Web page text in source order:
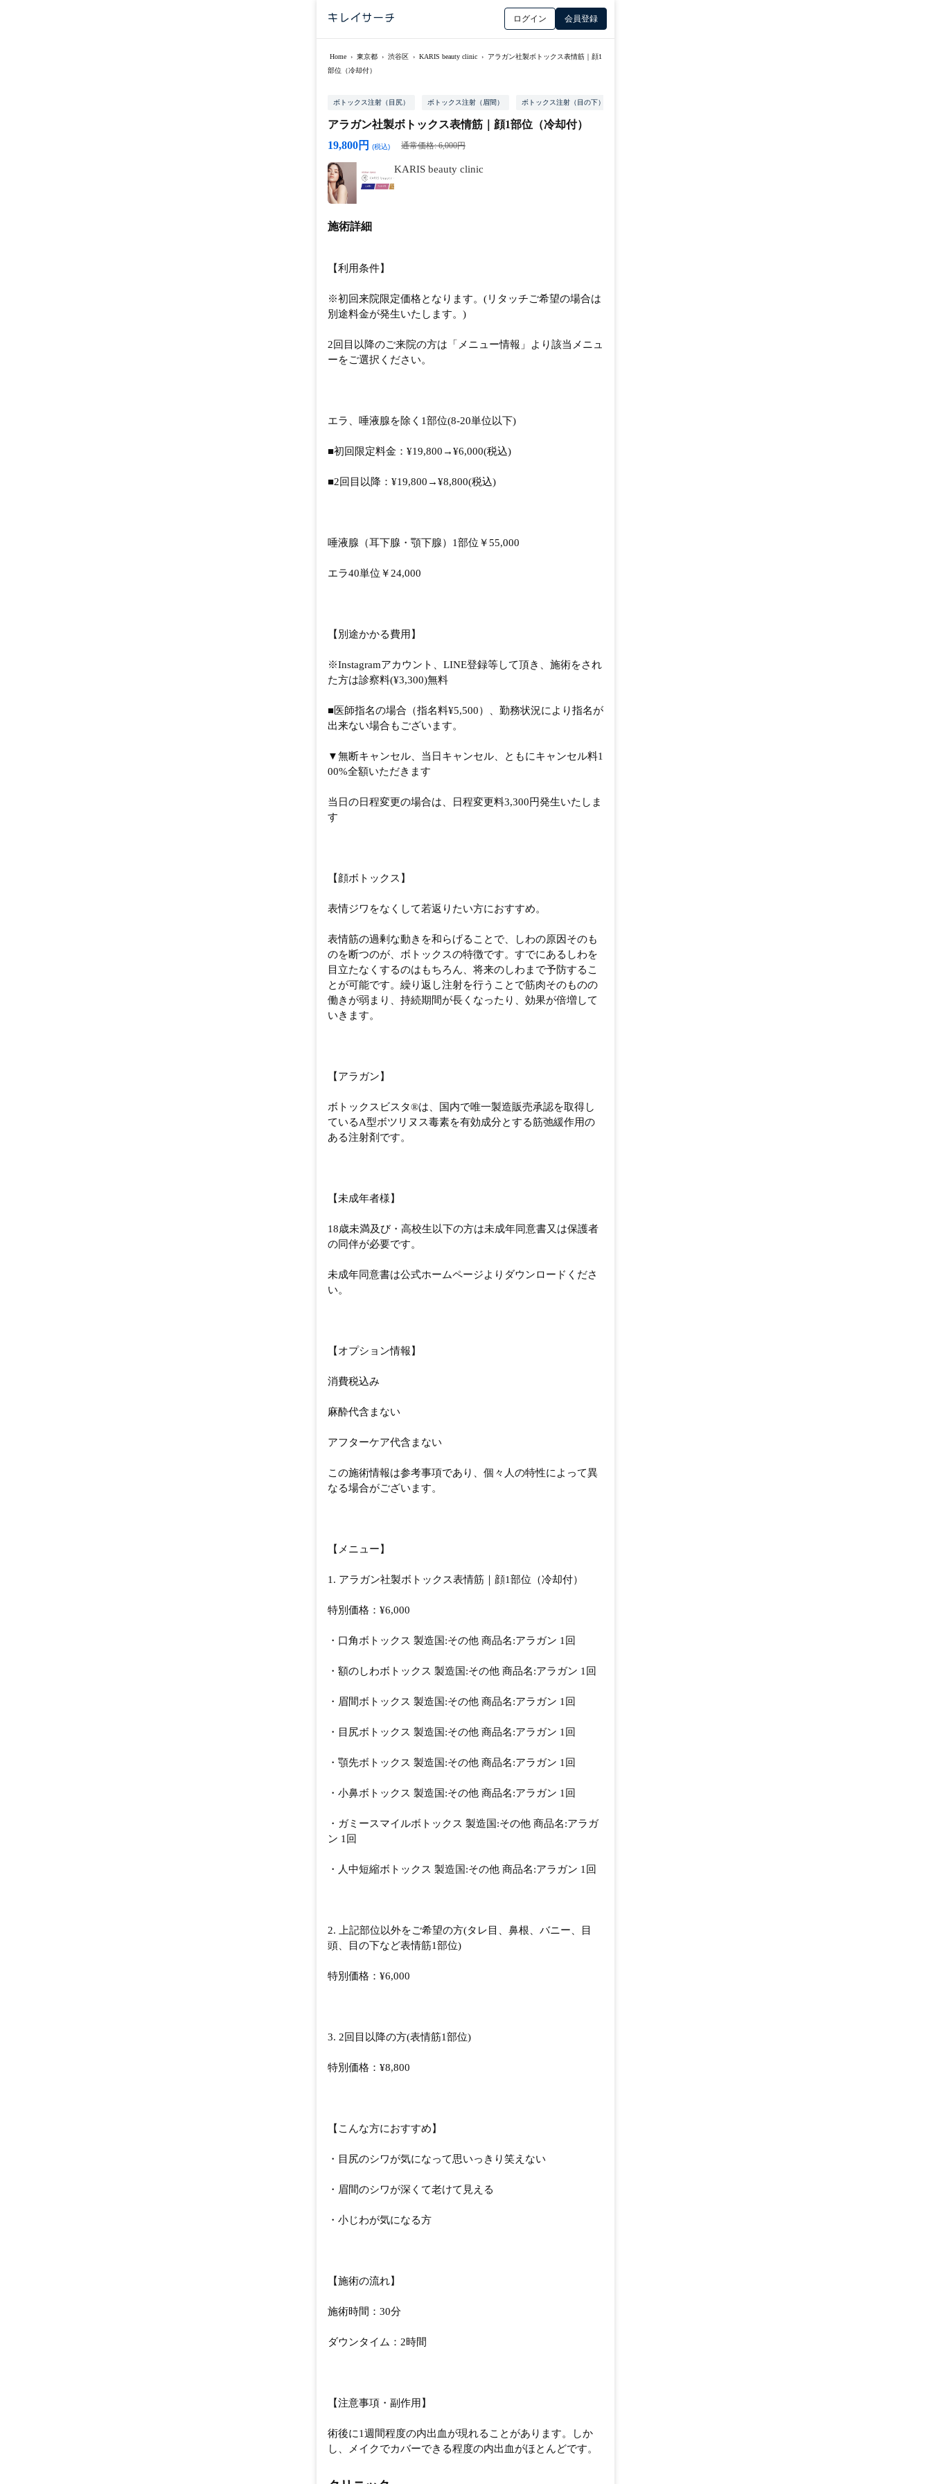
ログイン 会員登録
Home › 東京都 › 渋谷区 › KARIS beauty clinic ›
アラガン社製ボトックス表情筋｜顔1
部位（冷却付）
ボトックス注射（目尻） ボトックス注射（眉間） ボトックス注射（目の下）
アラガン社製ボトックス表情筋｜顔1部位（冷却付）
19,800円
(税込) 通常価格: 6,000円
KARIS beauty clinic
施術詳細
【利用条件】
※初回来院限定価格となります。(リタッチご希望の場合は
別途料金が発生いたします。)
2回目以降のご来院の方は「メニュー情報」より該当メニュ
ーをご選択ください。
エラ、唾液腺を除く1部位(8-20単位以下)
■初回限定料金：¥19,800→¥6,000(税込)
■2回目以降：¥19,800→¥8,800(税込)
唾液腺（耳下腺・顎下腺）1部位￥55,000
エラ40単位￥24,000
【別途かかる費用】
※Instagramアカウント、LINE登録等して頂き、施術をされ
た方は診察料(¥3,300)無料
■医師指名の場合（指名料¥5,500）、勤務状況により指名が
出来ない場合もございます。
▼無断キャンセル、当日キャンセル、ともにキャンセル料1
00%全額いただきます
当日の日程変更の場合は、日程変更料3,300円発生いたしま
す
【顔ボトックス】
表情ジワをなくして若返りたい方におすすめ。
表情筋の過剰な動きを和らげることで、しわの原因そのも
のを断つのが、ボトックスの特徴です。すでにあるしわを
目立たなくするのはもちろん、将来のしわまで予防するこ
とが可能です。繰り返し注射を行うことで筋肉そのものの
働きが弱まり、持続期間が長くなったり、効果が倍増して
いきます。
【アラガン】
ボトックスビスタ®は、国内で唯一製造販売承認を取得し
ているA型ボツリヌス毒素を有効成分とする筋弛緩作用の
ある注射剤です。
【未成年者様】
18歳未満及び・高校生以下の方は未成年同意書又は保護者
の同伴が必要です。
未成年同意書は公式ホームページよりダウンロードくださ
い。
【オプション情報】
消費税込み
麻酔代含まない
アフターケア代含まない
この施術情報は参考事項であり、個々人の特性によって異
なる場合がございます。
【メニュー】
1. アラガン社製ボトックス表情筋｜顔1部位（冷却付）
特別価格：¥6,000
・口角ボトックス 製造国:その他 商品名:アラガン 1回
・額のしわボトックス 製造国:その他 商品名:アラガン 1回
・眉間ボトックス 製造国:その他 商品名:アラガン 1回
・目尻ボトックス 製造国:その他 商品名:アラガン 1回
・顎先ボトックス 製造国:その他 商品名:アラガン 1回
・小鼻ボトックス 製造国:その他 商品名:アラガン 1回
・ガミースマイルボトックス 製造国:その他 商品名:アラガ
ン 1回
・人中短縮ボトックス 製造国:その他 商品名:アラガン 1回
2. 上記部位以外をご希望の方(タレ目、鼻根、バニー、目
頭、目の下など表情筋1部位)
特別価格：¥6,000
3. 2回目以降の方(表情筋1部位)
特別価格：¥8,800
【こんな方におすすめ】
・目尻のシワが気になって思いっきり笑えない
・眉間のシワが深くて老けて見える
・小じわが気になる方
【施術の流れ】
施術時間：30分
ダウンタイム：2時間
【注意事項・副作用】
術後に1週間程度の内出血が現れることがあります。しか
し、メイクでカバーできる程度の内出血がほとんどです。